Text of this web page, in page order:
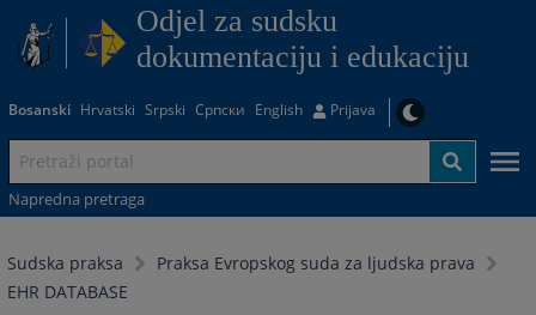
Odjel za sudsku
dokumentaciju i edukaciju
Bosanski Hrvatski Srpski Српски English Prijava
Napredna pretraga
Sudska praksa
Praksa Evropskog suda za ljudska prava
EHR DATABASE